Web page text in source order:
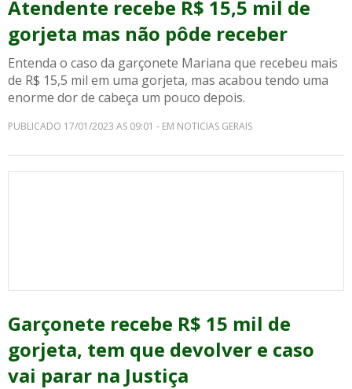
Atendente recebe R$ 15,5 mil de
gorjeta mas não pôde receber
Entenda o caso da garçonete Mariana que recebeu mais
de R$ 15,5 mil em uma gorjeta, mas acabou tendo uma
enorme dor de cabeça um pouco depois.
PUBLICADO 17/01/2023 AS 09:01 - EM NOTICIAS GERAIS
Garçonete recebe R$ 15 mil de
gorjeta, tem que devolver e caso
vai parar na Justiça